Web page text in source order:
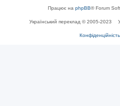
Працює на phpBB® Forum
Український переклад © 2005-2023
Конфіденційність